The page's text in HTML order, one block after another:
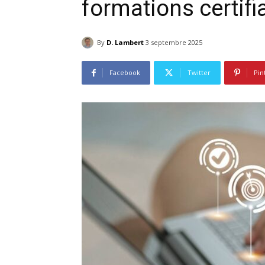
formations
By D. Lambert 3 septembre 2025
Facebook Twitter